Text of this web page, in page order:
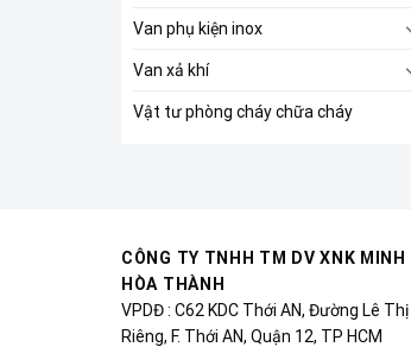
Van phụ kiện inox
Van xả khí
Vật tư phòng cháy chữa cháy
CÔNG TY TNHH TM DV XNK MINH
HÒA THÀNH
VPDĐ : C62 KDC Thới AN, Đường Lê Thị
Riêng, F. Thới AN, Quận 12, TP HCM